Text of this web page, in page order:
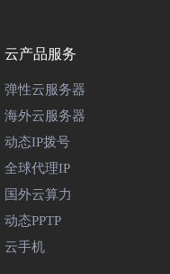
云产品服务
弹性云服务器
海外云服务器
动态IP拨号
全球代理IP
国外云算力
动态PPTP
云手机